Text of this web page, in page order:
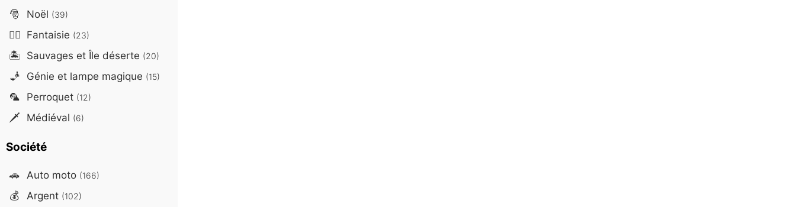
🎅 Noël (39)
🧙‍♂️ Fantaisie (23)
🏝️ Sauvages et Île déserte (20)
🧞 Génie et lampe magique (15)
🦜 Perroquet (12)
🗡️ Médiéval (6)
Société
🚗 Auto moto (166)
💰 Argent (102)